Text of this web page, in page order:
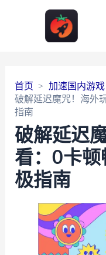
首页
加速国内游戏
破解延迟魔咒！海外
指南
破解延迟
看：0卡顿
极指南